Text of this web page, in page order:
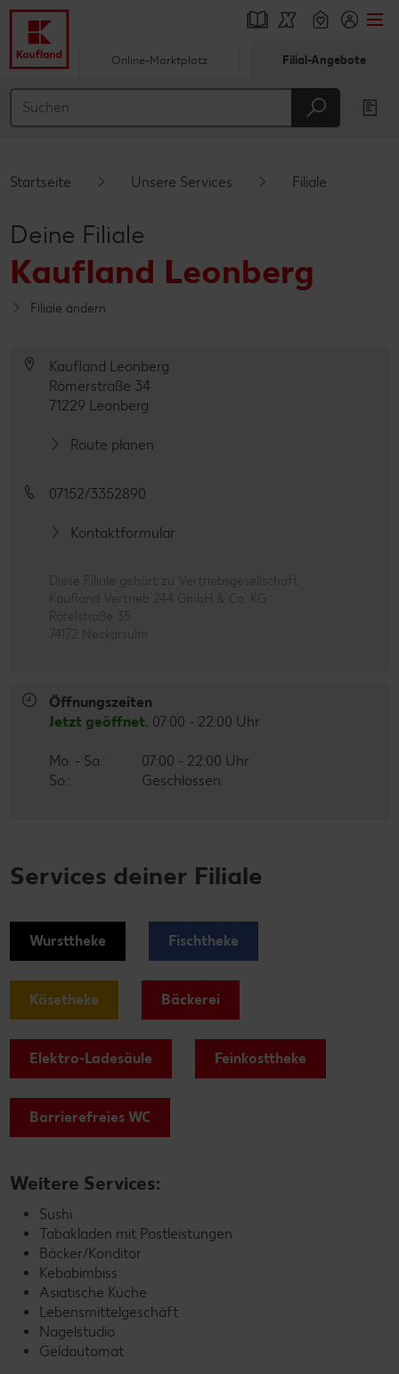
Hauptinhalt
Online-Marktplatz Filial-Angebote
Startseite Unsere Services Filiale
Deine Filiale
Kaufland Leonberg
Filiale ändern
Kaufland Leonberg
Römerstraße 34
71229 Leonberg
Route planen
07152/3352890
Kontaktformular
Diese Filiale gehört zu Vertriebsgesellschaft
Kaufland Vertrieb 244 GmbH & Co. KG
Rötelstraße 35
74172 Neckarsulm
Öffnungszeiten
Jetzt geöffnet. 07:00 - 22:00 Uhr
Mo. - Sa.:
07:00 - 22:00 Uhr
So.:
Geschlossen
Services deiner Filiale
Wursttheke Fischtheke
Käsetheke Bäckerei
Elektro-Ladesäule Feinkosttheke
Barrierefreies WC
Weitere Services:
Sushi
Tabakladen mit Postleistungen
Bäcker/Konditor
Kebabimbiss
Asiatische Küche
Lebensmittelgeschäft
Nagelstudio
Geldautomat